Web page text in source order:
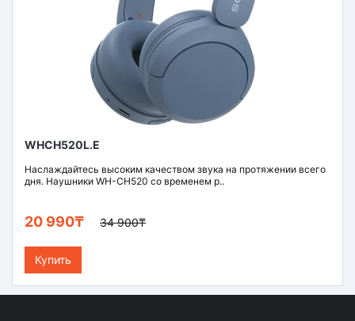
WHCH520L.E
Наслаждайтесь высоким качеством звука на протяжении всего
дня. Наушники WH-CH520 со временем р..
20 990₸ 34 900₸
Купить